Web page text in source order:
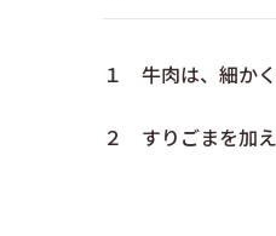
１ 牛肉は、細かく
２ すりごまを加え